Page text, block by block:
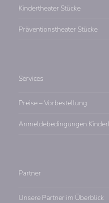
Kindertheater Stücke
Präventionstheater Stücke
Services
Preise – Vorbestellung
Anmeldebedingungen
Partner
Unsere Partner im Überblick